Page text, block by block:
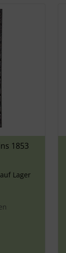
1853
Lager